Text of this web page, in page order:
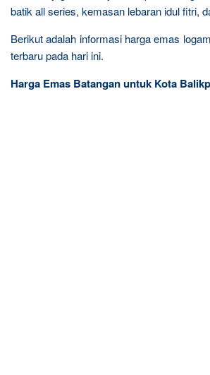
batik all series, kemasan lebaran idul fitri,
Berikut adalah informasi harga emas
terbaru pada hari ini.
Harga Emas Batangan untuk Kota